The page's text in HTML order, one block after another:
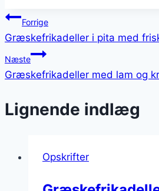
Indlægsnavigation
Forrige
Græskefrikadeller i pita med
Næste
Græskefrikadeller med lam og
Lignende indlæg
Opskrifter